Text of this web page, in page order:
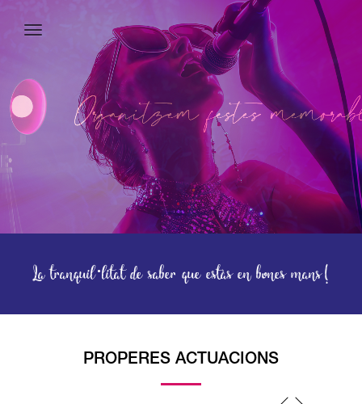
La tranquil·litat de saber que estàs en bones mans!
PROPERES ACTUACIONS